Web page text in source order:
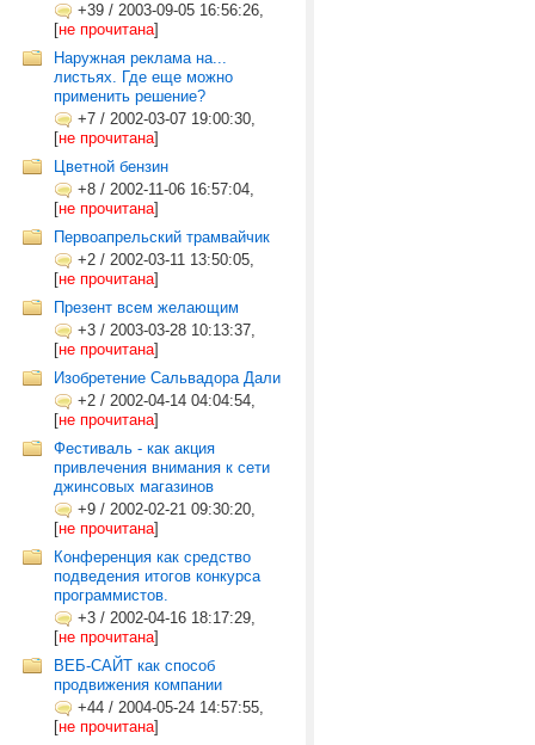
+39 / 2003-09-05 16:56:26,
[не прочитана]
Наружная реклама на...
листьях. Где еще можно
применить решение?
+7 / 2002-03-07 19:00:30,
[не прочитана]
Цветной бензин
+8 / 2002-11-06 16:57:04,
[не прочитана]
Первоапрельский трамвайчик
+2 / 2002-03-11 13:50:05,
[не прочитана]
Презент всем желающим
+3 / 2003-03-28 10:13:37,
[не прочитана]
Изобретение Сальвадора Дали
+2 / 2002-04-14 04:04:54,
[не прочитана]
Фестиваль - как акция
привлечения внимания к сети
джинсовых магазинов
+9 / 2002-02-21 09:30:20,
[не прочитана]
Конференция как средство
подведения итогов конкурса
программистов.
+3 / 2002-04-16 18:17:29,
[не прочитана]
ВЕБ-САЙТ как способ
продвижения компании
+44 / 2004-05-24 14:57:55,
[не прочитана]